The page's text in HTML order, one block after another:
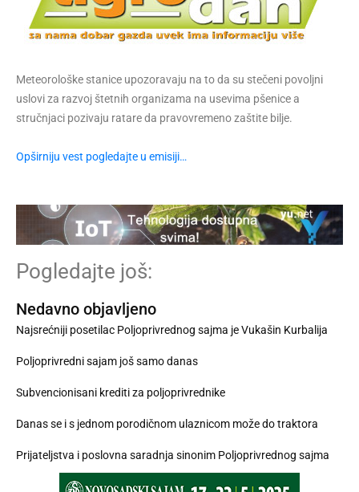
Meteorološke stanice upozoravaju na to da su stečeni povoljni
uslovi za razvoj štetnih organizama na usevima pšenice a
stručnjaci pozivaju ratare da pravovremeno zaštite bilje.
Opširniju vest pogledajte u emisiji…
Pogledajte još:
Nedavno objavljeno
Najsrećniji posetilac Poljoprivrednog sajma je Vukašin Kurbalija
Poljoprivredni sajam još samo danas
Subvencionisani krediti za poljoprivrednike
Danas se i s jednom porodičnom ulaznicom može do traktora
Prijateljstva i poslovna saradnja sinonim Poljoprivrednog sajma